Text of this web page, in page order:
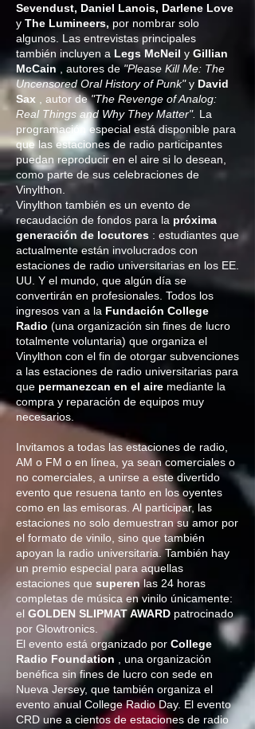
Sevendust, Daniel Lanois, Darlene Love
y The Lumineers, por nombrar solo
algunos. Las entrevistas principales
también incluyen a Legs McNeil y Gillian
McCain , autores de "Please Kill Me: The
Uncensored Oral History of Punk"y David
Sax , autor de"The Revenge of Analog:
Real Things and Why They Matter". La
programación especial está disponible para
que las estaciones de radio participantes
puedan reproducir en el aire si lo desean,
como parte de sus celebraciones de
Vinylthon.
Vinylthon también es un evento de
recaudación de fondos para la próxima
generación de locutores : estudiantes que
actualmente están involucrados con
estaciones de radio universitarias en los EE.
UU. Y el mundo, que algún día se
convertirán en profesionales. Todos los
ingresos van a la Fundación College
Radio (una organización sin fines de lucro
totalmente voluntaria) que organiza el
Vinylthon con el fin de otorgar subvenciones
a las estaciones de radio universitarias para
que permanezcan en el aire mediante la
compra y reparación de equipos muy
necesarios.
Invitamos a todas las estaciones de radio,
AM o FM o en línea, ya sean comerciales o
no comerciales, a unirse a este divertido
evento que resuena tanto en los oyentes
como en las emisoras. Al participar, las
estaciones no solo demuestran su amor por
el formato de vinilo, sino que también
apoyan la radio universitaria. También hay
un premio especial para aquellas
estaciones que superenlas 24 horas
completas de música en vinilo únicamente:
el GOLDEN SLIPMAT AWARD patrocinado
por Glowtronics.
El evento está organizado por College
Radio Foundation , una organización
benéfica sin fines de lucro con sede en
Nueva Jersey, que también organiza el
evento anual College Radio Day. El evento
CRD une a cientos de estaciones de radio